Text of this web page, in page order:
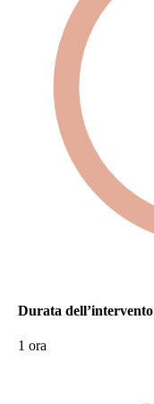
Durata dell’intervento
1 ora